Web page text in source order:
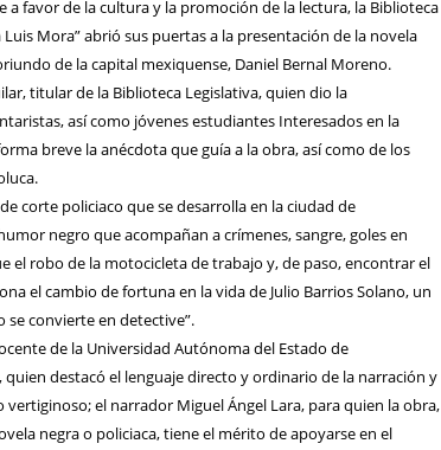
favor de la cultura y la promoción de la lectura, la Biblioteca
Luis Mora” abrió sus puertas a la presentación de la novela
de la capital mexiquense, Daniel Bernal Moreno.
titular de la Biblioteca Legislativa, quien dio la
así como jóvenes estudiantes Interesados en la
breve la anécdota que guía a la obra, así como de los
corte policiaco que se desarrolla en la ciudad de
negro que acompañan a crímenes, sangre, goles en
el robo de la motocicleta de trabajo y, de paso, encontrar el
el cambio de fortuna en la vida de Julio Barrios Solano, un
se convierte en detective”.
de la Universidad Autónoma del Estado de
destacó el lenguaje directo y ordinario de la narración y
el narrador Miguel Ángel Lara, para quien la obra,
negra o policiaca, tiene el mérito de apoyarse en el